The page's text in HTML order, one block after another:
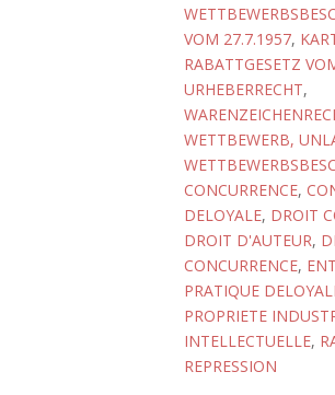
VOM 27.7.1957,
RABATTGESETZ
URHEBERRECHT,
WETTBEWERB,
CONCURRENCE,
DELOYALE, DROIT
DROIT D'AUTEUR,
CONCURRENCE,
PRATIQUE
PROPRIETE
INTELLECTUELLE,
REPRESSION